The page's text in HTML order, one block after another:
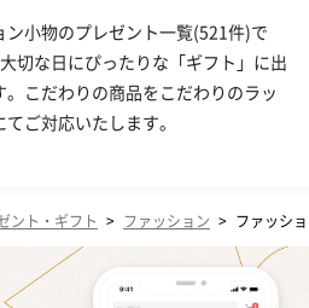
小物のプレゼント一覧(521件)で
切な日にぴったりな「ギフト」に出
こだわりの商品をこだわりのラッ
ご対応いたします。
ント・ギフト > ファッション > ファッシ